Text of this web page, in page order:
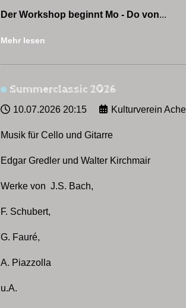
Der Workshop beginnt Mo - Do von...
Mehr lesen
Summerclassic 2026
10.07.2026 20:15 Kulturverein
Musik für Cello und Gitarre
Edgar Gredler und Walter Kirchmair
Werke von J.S. Bach,
F. Schubert,
G. Fauré,
A. Piazzolla
u.A.